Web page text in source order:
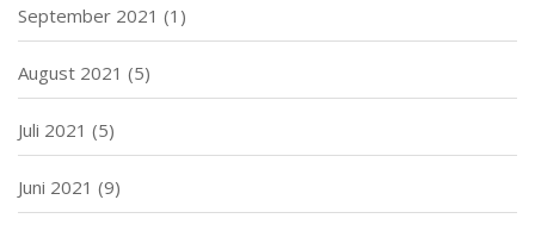
September 2021 (1)
August 2021 (5)
Juli 2021 (5)
Juni 2021 (9)